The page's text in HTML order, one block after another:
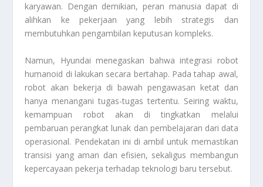
karyawan. Dengan demikian, peran manusia dapat di
alihkan ke pekerjaan yang lebih strategis dan
membutuhkan pengambilan keputusan kompleks.
Namun, Hyundai menegaskan bahwa integrasi robot
humanoid di lakukan secara bertahap. Pada tahap awal,
robot akan bekerja di bawah pengawasan ketat dan
hanya menangani tugas-tugas tertentu. Seiring waktu,
kemampuan robot akan di tingkatkan melalui
pembaruan perangkat lunak dan pembelajaran dari data
operasional. Pendekatan ini di ambil untuk memastikan
transisi yang aman dan efisien, sekaligus membangun
kepercayaan pekerja terhadap teknologi baru tersebut.